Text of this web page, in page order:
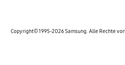
Copyright© 1995-2026 Samsung. Alle Rechte